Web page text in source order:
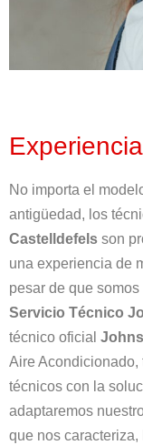
Experiencia
No importa el
antigüedad, los
Castelldefels son
una experiencia de
pesar de que
Servicio Técnico
técnico oficial
Aire Acondicionado,
técnicos con la
adaptaremos
que nos